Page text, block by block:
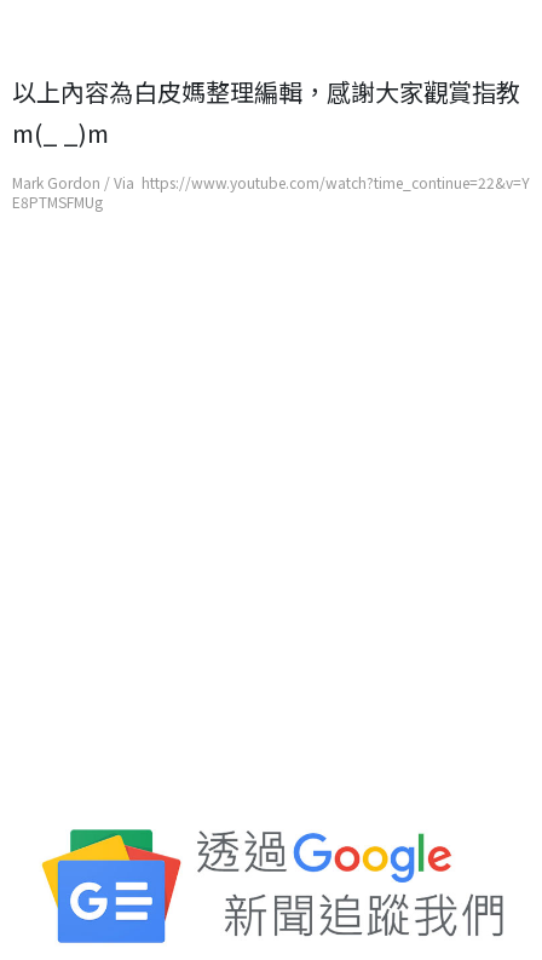
以上內容為白皮媽整理編輯，感謝大家觀賞指教
m(_ _)m
Mark Gordon / Via https://www.youtube.com/watch?time_continue=22&v=Y
E8PTMSFMUg